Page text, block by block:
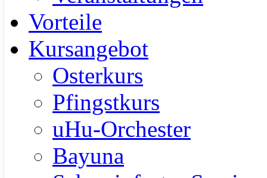
Vorteile
Kursangebot
Osterkurs
Pfingstkurs
uHu-Orchester
Bayuna